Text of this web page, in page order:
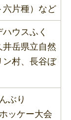
六片種）など
ウスふく
井岳県立自然
ン村、長谷ぼ
ぶり
ッケー大会